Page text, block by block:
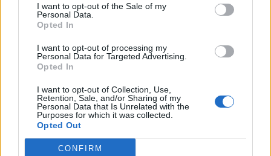
I want to opt-out of the Sale of my
Personal Data.
Opted In
I want to opt-out of processing my
Personal Data for Targeted Advertising.
Opted In
I want to opt-out of Collection, Use,
Retention, Sale, and/or Sharing of my
Personal Data that Is Unrelated with the
Purposes for which it was collected.
Opted Out
CONFIRM
Sütibeállítások
Médiatér
Liget
Krónika
Bihari Napló
Erdélyi Napló